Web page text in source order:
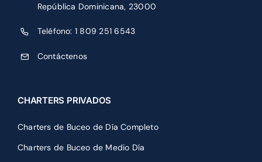
República Dominicana, 23000
Teléfono: 1 809 251 6543
Contáctenos
CHARTERS PRIVADOS
Charters de Buceo de Día Completo
Charters de Buceo de Medio Día